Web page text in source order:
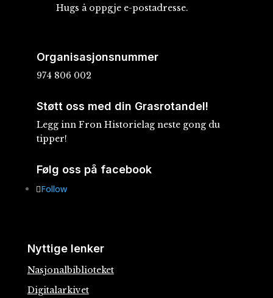
Hugs å oppgje e-postadresse.
Organisasjonsnummer
974 806 002
Støtt oss med din Grasrotandel!
Legg inn Fron Historielag neste gong du
tipper!
Følg oss på facebook
Follow
Nyttige lenker
Nasjonalbiblioteket
Digitalarkivet